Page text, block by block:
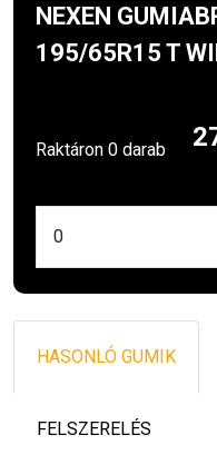
NEXEN
195/65R15 T
Raktáron 0 darab
HASONLÓ GUMIK
FELSZERELÉS